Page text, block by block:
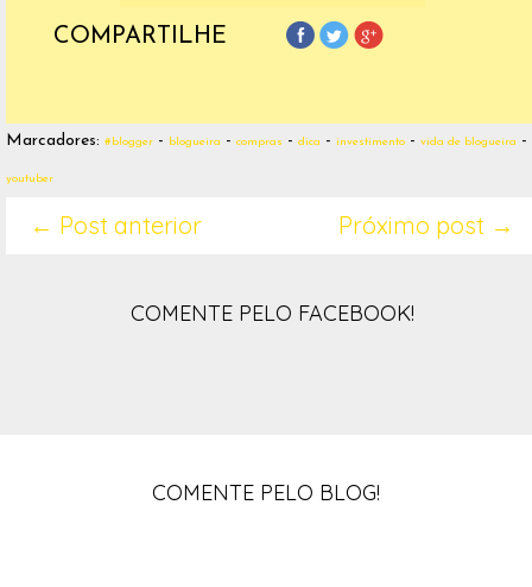
COMPARTILHE
Marcadores: #blogger - blogueira - compras - dica - investimento - vida de blogueira -
youtuber
Próximo post →
← Post anterior
COMENTE PELO FACEBOOK!
COMENTE PELO BLOG!